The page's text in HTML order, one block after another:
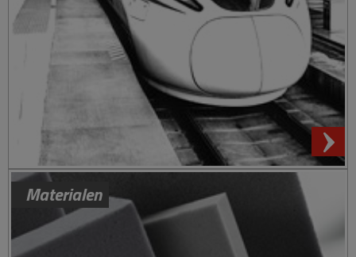
Materialen